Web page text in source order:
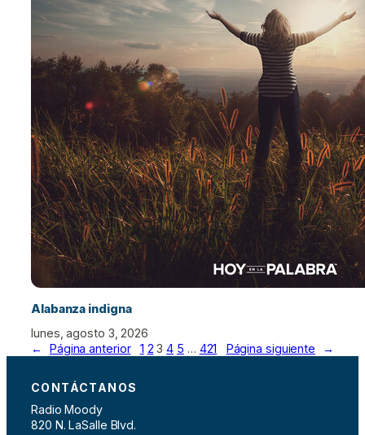
Alabanza indigna
lunes, agosto 3, 2026
←
Página anterior 1 2 3 4 5 … 421 Página siguiente →
CONTÁCTANOS
Radio Moody
820 N. LaSalle Blvd.